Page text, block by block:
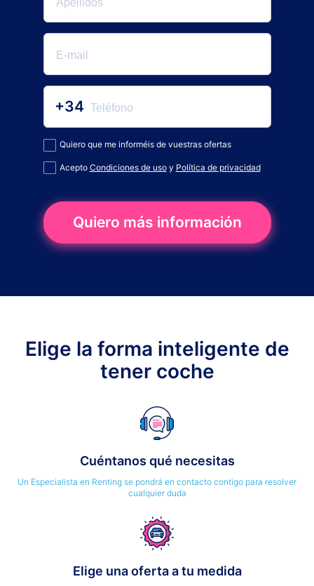
+34
Quiero que me informéis de vuestras ofertas
Acepto Condiciones de usoy Política de privacidad
Quiero más información
Elige la forma inteligente de
tener coche
Cuéntanos qué necesitas
Un Especialista en Renting se pondrá en contacto contigo para resolver
cualquier duda
Elige una oferta a tu medida